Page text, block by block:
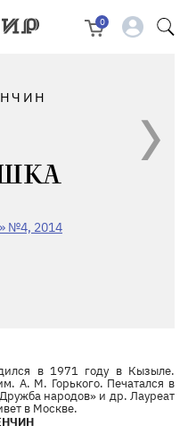
0
№4, 2014
в 1971 году в Кызыле.
А. М. Горького. Печатался в
народов» и др. Лауреат
в Москве.